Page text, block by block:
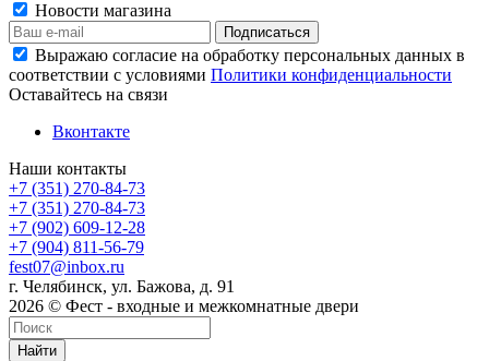
Новости магазина
Выражаю согласие на обработку персональных данных в
соответствии с условиями Политики конфиденциальности
Оставайтесь на связи
Вконтакте
Наши контакты
+7 (351) 270-84-73
+7 (351) 270-84-73
+7 (902) 609-12-28
+7 (904) 811-56-79
fest07@inbox.ru
г. Челябинск, ул. Бажова, д. 91
2026 © Фест - входные и межкомнатные двери
Найти